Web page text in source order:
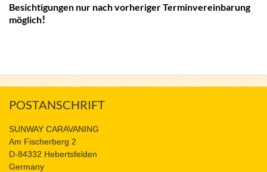
Besichtigungen nur nach vorheriger Terminvereinbarung
möglich!
POSTANSCHRIFT
SUNWAY CARAVANING
Am Fischerberg 2
D-84332 Hebertsfelden
Germany